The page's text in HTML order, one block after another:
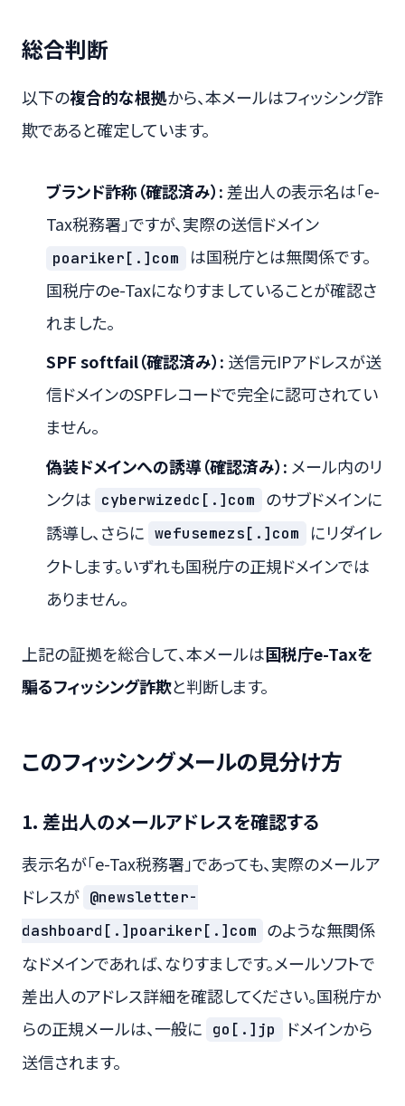
総合判断
以下の複合的な根拠から、本メールはフィッシング詐
欺であると確定しています。
ブランド詐称（確認済み）:差出人の表示名は「e-
Tax税務署」ですが、実際の送信ドメイン
poariker[.]com
は国税庁とは無関係です。
国税庁のe-Taxになりすましていることが確認さ
れました。
SPF softfail（確認済み）: 送信元IPアドレスが送
信ドメインのSPFレコードで完全に認可されてい
ません。
偽装ドメインへの誘導（確認済み）: メール内のリ
ンクは cyberwizedc[.]com
のサブドメインに
誘導し、さらに wefusemezs[.]com
にリダイレ
クトします。いずれも国税庁の正規ドメインでは
ありません。
上記の証拠を総合して、本メールは国税庁e-Taxを
騙るフィッシング詐欺と判断します。
このフィッシングメールの見分け方
1. 差出人のメールアドレスを確認する
表示名が「e-Tax税務署」であっても、実際のメールア
ドレスが @newsletter-
dashboard[.]poariker[.]com のような無関係
なドメインであれば、なりすましです。メールソフトで
差出人のアドレス詳細を確認してください。国税庁か
らの正規メールは、一般に go[.]jp
ドメインから
送信されます。